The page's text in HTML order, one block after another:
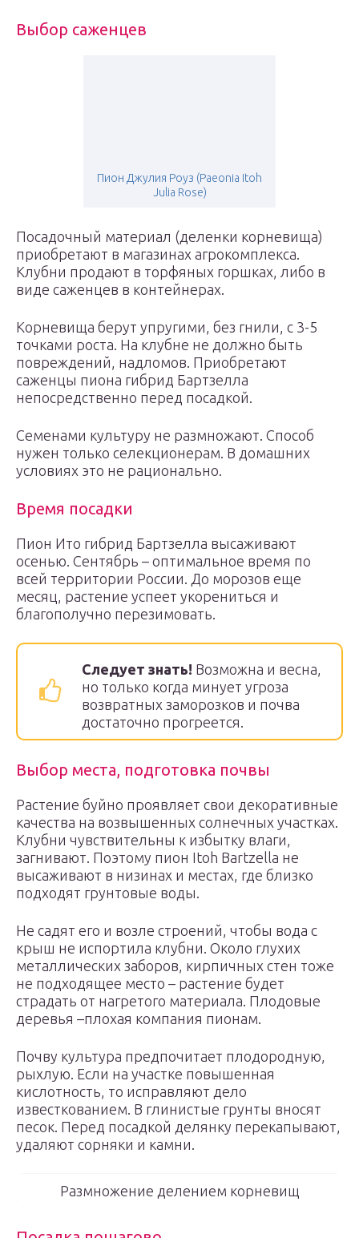
Выбор саженцев
Пион Джулия Роуз (Paeonia Itoh
Julia Rose)
Посадочный материал (деленки корневища)
приобретают в магазинах агрокомплекса.
Клубни продают в торфяных горшках, либо в
виде саженцев в контейнерах.
Корневища берут упругими, без гнили, с 3-5
точками роста. На клубне не должно быть
повреждений, надломов. Приобретают
саженцы пиона гибрид Бартзелла
непосредственно перед посадкой.
Семенами культуру не размножают. Способ
нужен только селекционерам. В домашних
условиях это не рационально.
Время посадки
Пион Ито гибрид Бартзелла высаживают
осенью. Сентябрь – оптимальное время по
всей территории России. До морозов еще
месяц, растение успеет укорениться и
благополучно перезимовать.
Следует знать! Возможна и весна,
но только когда минует угроза
возвратных заморозков и почва
достаточно прогреется.
Выбор места, подготовка почвы
Растение буйно проявляет свои декоративные
качества на возвышенных солнечных участках.
Клубни чувствительны к избытку влаги,
загнивают. Поэтому пион Itoh Bartzella не
высаживают в низинах и местах, где близко
подходят грунтовые воды.
Не садят его и возле строений, чтобы вода с
крыш не испортила клубни. Около глухих
металлических заборов, кирпичных стен тоже
не подходящее место – растение будет
страдать от нагретого материала. Плодовые
деревья –плохая компания пионам.
Почву культура предпочитает плодородную,
рыхлую. Если на участке повышенная
кислотность, то исправляют дело
известкованием. В глинистые грунты вносят
песок. Перед посадкой делянку перекапывают,
удаляют сорняки и камни.
Размножение делением корневищ